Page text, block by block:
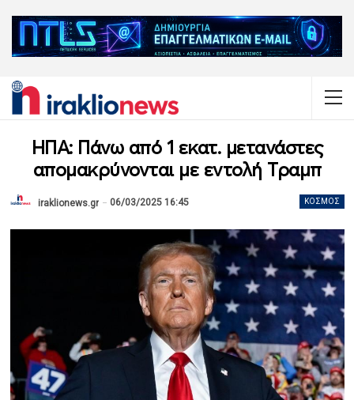
ΗΠΑ: Πάνω από 1 εκατ. μετανάστες
απομακρύνονται με εντολή Τραμπ
ΚΌΣΜΟΣ
iraklionews.gr 06/03/2025 16:45